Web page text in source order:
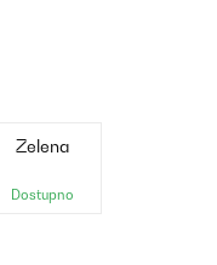
Zelena
Dostupno